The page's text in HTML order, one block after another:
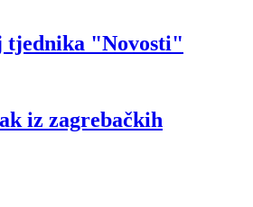
tjednika "Novosti"
iz zagrebačkih